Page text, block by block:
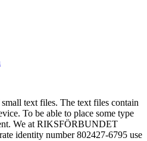
text files. The text files contain
To be able to place some type
We at RIKSFÖRBUNDET
identity number 802427-6795 use